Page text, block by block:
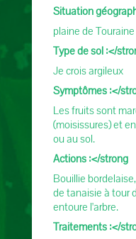
Situation
plaine de
Type de sol :</
Je crois argileux
Symptômes :</
Les fruits sont
(moisissures) et
ou au sol.
Actions :</strong
Bouillie
de tanaisie à tour
entoure l'arbre.
Traitements :</